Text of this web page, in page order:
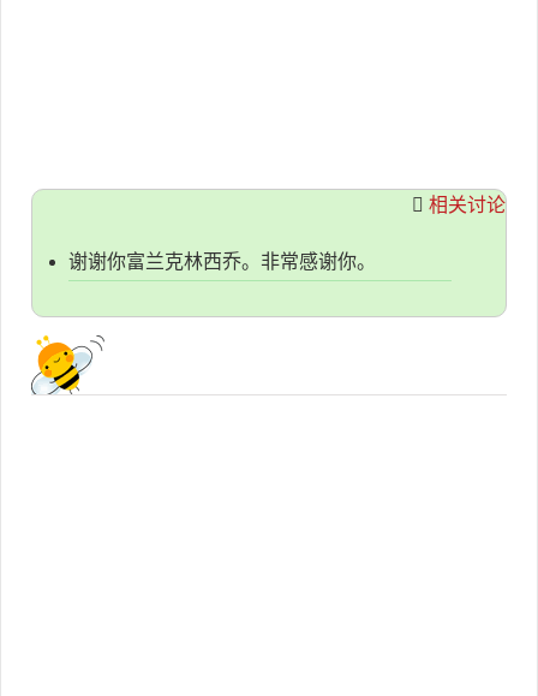
相关讨论
谢谢你富兰克林西乔。非常感谢你。